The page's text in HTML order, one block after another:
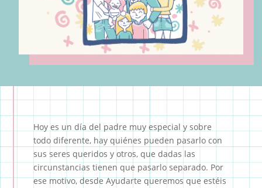
Hoy es un día del padre muy especial y sobre
todo diferente, hay quiénes pueden pasarlo con
sus seres queridos y otros, que dadas las
circunstancias tienen que pasarlo separado. Por
ese motivo, desde Ayudarte queremos que estéis